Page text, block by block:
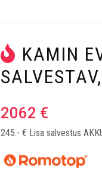
KAMIN
2062 €
245.- € Lisa salvestus